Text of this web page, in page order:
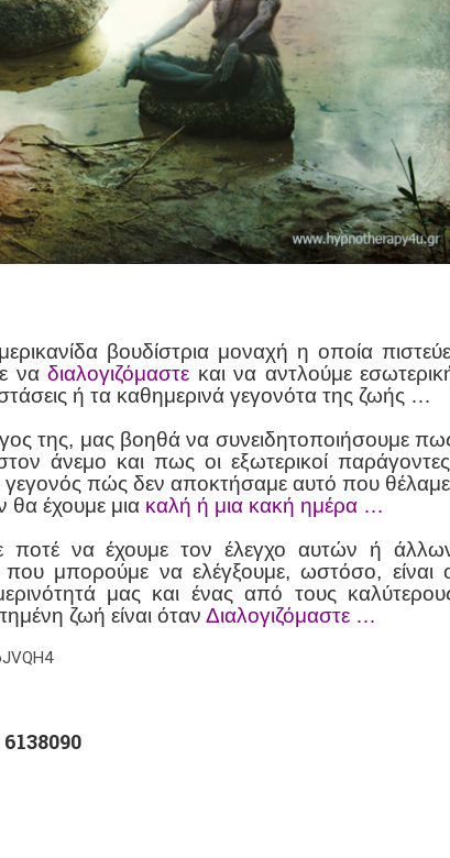
βουδίστρια μοναχή η οποία
να διαλογιζόμαστε και να αντλούμε
ή τα καθημερινά γεγονότα της ζωής …
της, μας βοηθά να συνειδητοποιήσουμε
άνεμο και πως οι εξωτερικοί
γεγονός πώς δεν αποκτήσαμε αυτό που
θα έχουμε μια καλή ή μια κακή ημέρα …
να έχουμε τον έλεγχο αυτών ή
μπορούμε να ελέγξουμε, ωστόσο, είναι
μας και ένας από τους
ζωή είναι όταν Διαλογιζόμαστε …